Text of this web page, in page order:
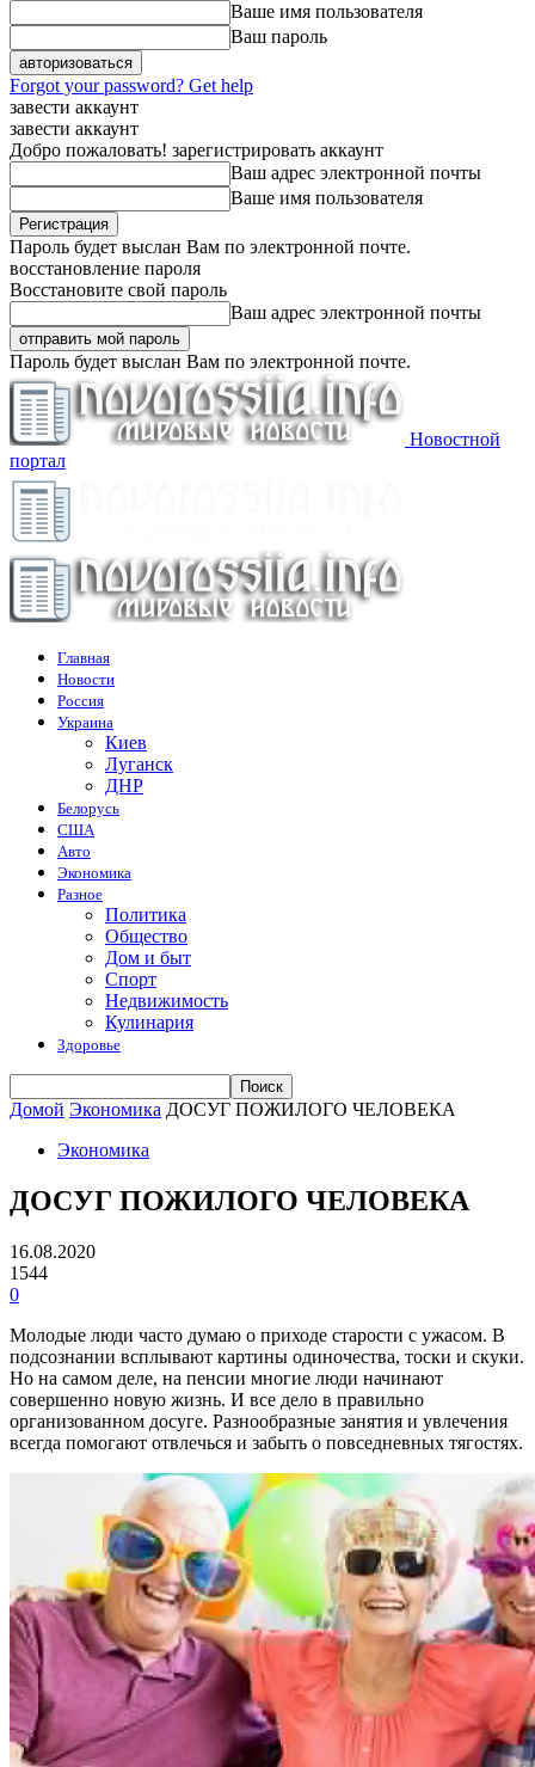
Ваше имя пользователя
Ваш пароль
Forgot your password? Get help
завести аккаунт
завести аккаунт
Добро пожаловать! зарегистрировать аккаунт
Ваш адрес электронной почты
Ваше имя пользователя
Пароль будет выслан Вам по электронной почте.
восстановление пароля
Восстановите свой пароль
Ваш адрес электронной почты
Пароль будет выслан Вам по электронной почте.
Новостной
портал
Главная
Новости
Россия
Украина
Киев
Луганск
ДНР
Белорусь
США
Авто
Экономика
Разное
Политика
Общество
Дом и быт
Спорт
Недвижимость
Кулинария
Здоровье
Домой Экономика ДОСУГ ПОЖИЛОГО ЧЕЛОВЕКА
Экономика
ДОСУГ ПОЖИЛОГО ЧЕЛОВЕКА
16.08.2020
1544
0
Молодые люди часто думаю о приходе старости с ужасом. В
подсознании всплывают картины одиночества, тоски и скуки.
Но на самом деле, на пенсии многие люди начинают
совершенно новую жизнь. И все дело в правильно
организованном досуге. Разнообразные занятия и увлечения
всегда помогают отвлечься и забыть о повседневных тягостях.